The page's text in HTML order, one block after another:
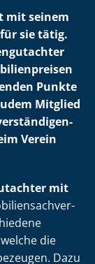
mit seinem
sie tätig.
Punkte
Mitglied
Verein
mit
die
Dazu